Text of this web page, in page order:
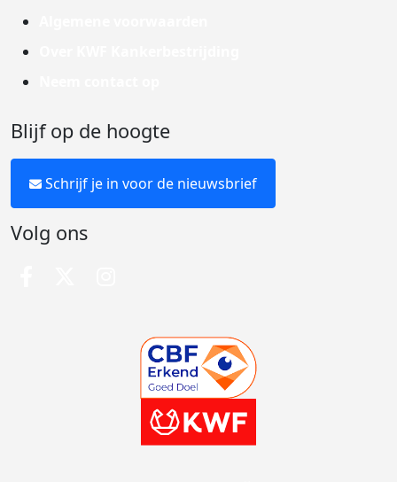
Blijf op de hoogte
Schrijf je in voor de nieuwsbrief
Volg ons